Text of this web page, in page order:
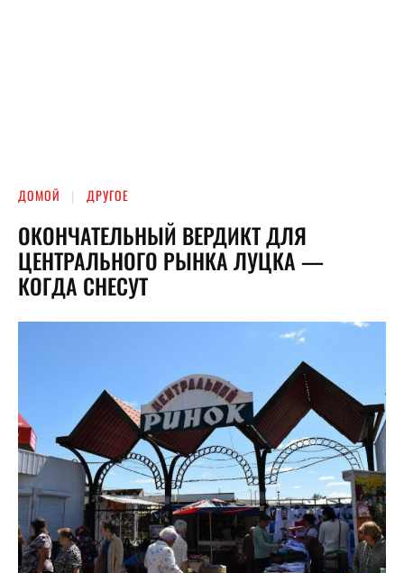
ДОМОЙ ДРУГОЕ
ОКОНЧАТЕЛЬНЫЙ ВЕРДИКТ ДЛЯ
ЦЕНТРАЛЬНОГО РЫНКА ЛУЦКА —
КОГДА СНЕСУТ